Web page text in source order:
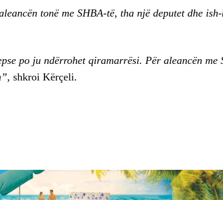
tonë me SHBA-të, tha një deputet dhe
po ju ndërrohet qiramarrësi. Për aleancën me
shkroi Kërçeli.